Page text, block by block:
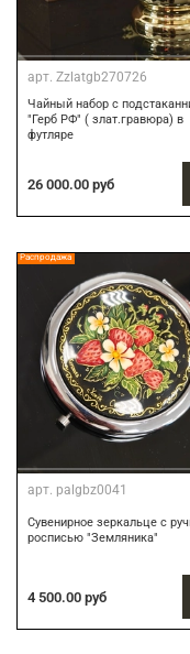
арт. Zzlatgb270726
Чайный набор с
"Герб РФ" ( злат.гравюра) в
футляре
26 000.00 руб
Распродажа
арт. palgbz0041
Сувенирное зеркальце с
росписью "Земляника"
4 500.00 руб